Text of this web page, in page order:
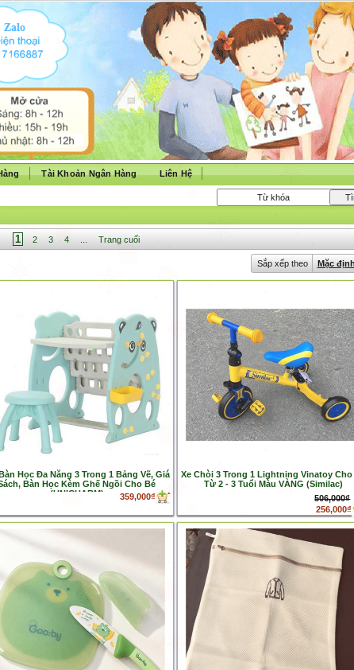
Tài Khoản Ngân Hàng Liên Hệ
1 2 3 4 Trang cuối
Sắp xếp theo Mặc định
Học Đa Năng 3 Trong 1 Bảng Vẽ, Giá
Bàn Học Kèm Ghế Ngồi Cho Bé
(UNICHARM)
359,000₫
Xe Chòi 3 Trong 1 Lightning Vinatoy Cho
Từ 2 - 3 Tuổi Màu VÀNG (Similac)
506,000₫
256,000₫